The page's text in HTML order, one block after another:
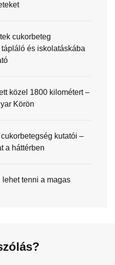
cukorbeteg
és iskolatáskába
közel 1800 kilométert –
Körön
kutatói –
a háttérben
lehet tenni a magas